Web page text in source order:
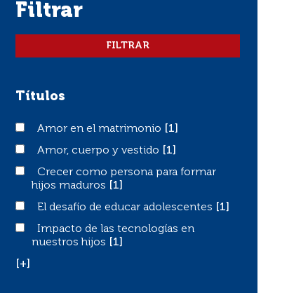
filtrar
Títulos
Amor en el matrimonio
Amor en el matrimonio
[1]
Amor, cuerpo y vestido
Amor, cuerpo y vestido
[1]
Crecer como persona para formar hijos maduros
Crecer como persona para formar
hijos maduros
[1]
El desafío de educar adolescentes
El desafío de educar adolescentes
[1]
Impacto de las tecnologías en nuestros hijos
Impacto de las tecnologías en
nuestros hijos
[1]
[+]